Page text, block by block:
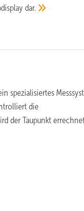
dar.
spezialisiertes
die
der Taupunkt